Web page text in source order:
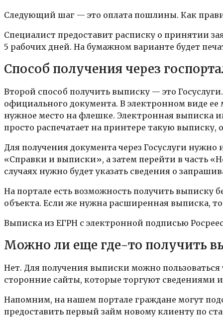
Следующий шаг — это оплата пошлины. Как
Специалист предоставит расписку о принятии
5 рабочих дней. На бумажном варианте будет
Способ получения через
Второй способ получить выписку — это
официального документа. В электронном виде
нужное место на флешке. Электронная выписка
просто распечатает на принтере такую выписку,
Для получения документа через Госуслуги
«Справки и выписки», а затем перейти в часть
случаях нужно будет указать сведения о
На портале есть возможность получить выписку
объекта. Если же нужна расширенная выписка,
Выписка из ЕГРН с электронной подписью
Можно ли еще где-то получить
Нет. Для получения выписки можно
сторонние сайты, которые торгуют сведениями
Напомним, на нашем портале граждане могут
предоставить первый займ новому клиенту по